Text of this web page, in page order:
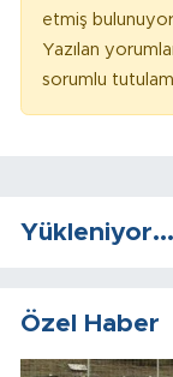
etmiş
Yazılan
sorumlu
Yükleniyor...
Özel Haber